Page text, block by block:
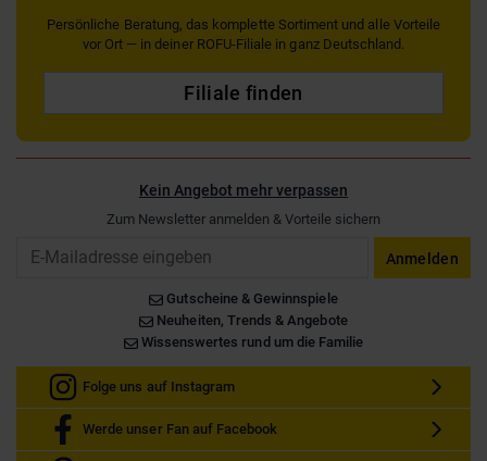
Persönliche Beratung, das komplette Sortiment und alle Vorteile
vor Ort — in deiner ROFU-Filiale in ganz Deutschland.
Filiale finden
Kein Angebot mehr verpassen
Zum Newsletter anmelden & Vorteile sichern
Anmelden
Gutscheine & Gewinnspiele
Neuheiten, Trends & Angebote
Wissenswertes rund um die Familie
Folge uns auf Instagram
Werde unser Fan auf Facebook